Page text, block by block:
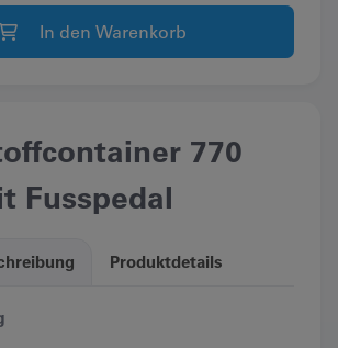
Liter
mit
Fusspedal
In den Warenkorb
770
Fusspedal
Produktdetails